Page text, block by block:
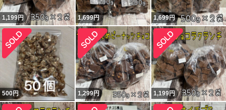
1,199円 1,699円 1,699円
500円 1,299円 1,199円